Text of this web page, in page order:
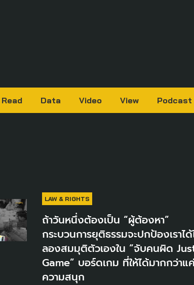
Read Data Video View Podcast
LAW & RIGHTS
ถ้าวันหนึ่งต้องเป็น “ผู้ต้องหา”
กระบวนการยุติธรรมจะปกป้องเราไ
ลองสมมุติตัวเองใน “จับคนผิด
Game” บอร์ดเกม ที่ให้ได้มากกว่าแ
ความสนุก